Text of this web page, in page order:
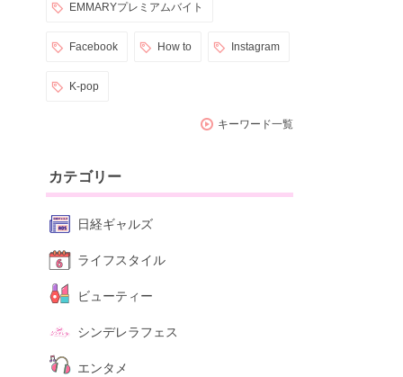
EMMARYプレミアムバイト
Facebook How to Instagram
K-pop
キーワード一覧
カテゴリー
日経ギャルズ
ライフスタイル
ビューティー
シンデレラフェス
エンタメ